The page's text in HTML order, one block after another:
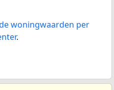
woningwaarden per
.